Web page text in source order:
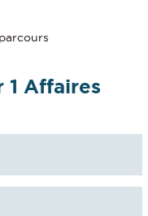
1 Affaires